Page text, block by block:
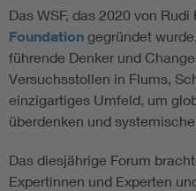
Das WSF, das 2020 von
Foundation gegründet
führende Denker und
Versuchsstollen in Flums,
einzigartiges Umfeld, um
überdenken und
Das diesjährige Forum
Expertinnen und Experten